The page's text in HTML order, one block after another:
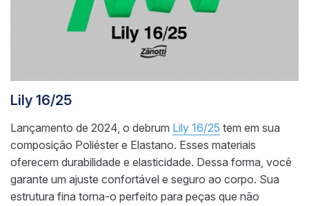
Lily 16/25
Lançamento de 2024, o debrum Lily 16/25 tem em sua
composição Poliéster e Elastano. Esses materiais
oferecem durabilidade e elasticidade. Dessa forma, você
garante um ajuste confortável e seguro ao corpo. Sua
estrutura fina torna-o perfeito para peças que não